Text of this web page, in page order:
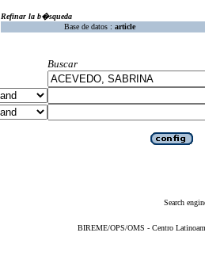
Refinar la b�squeda
Base de datos : article
Buscar
Search
BIREME/OPS/OMS - Centro